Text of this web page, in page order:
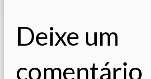
Deixe um
comentário